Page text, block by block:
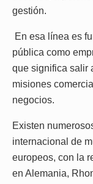
gestión.
En esa línea es
pública como
que significa salir
misiones
negocios.
Existen
internacional de
europeos, con la
en Alemania,